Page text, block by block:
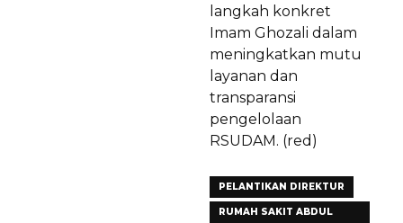
langkah konkret
Imam Ghozali dalam
meningkatkan mutu
layanan dan
transparansi
pengelolaan
RSUDAM. (red)
PELANTIKAN DIREKTUR
RUMAH SAKIT ABDUL